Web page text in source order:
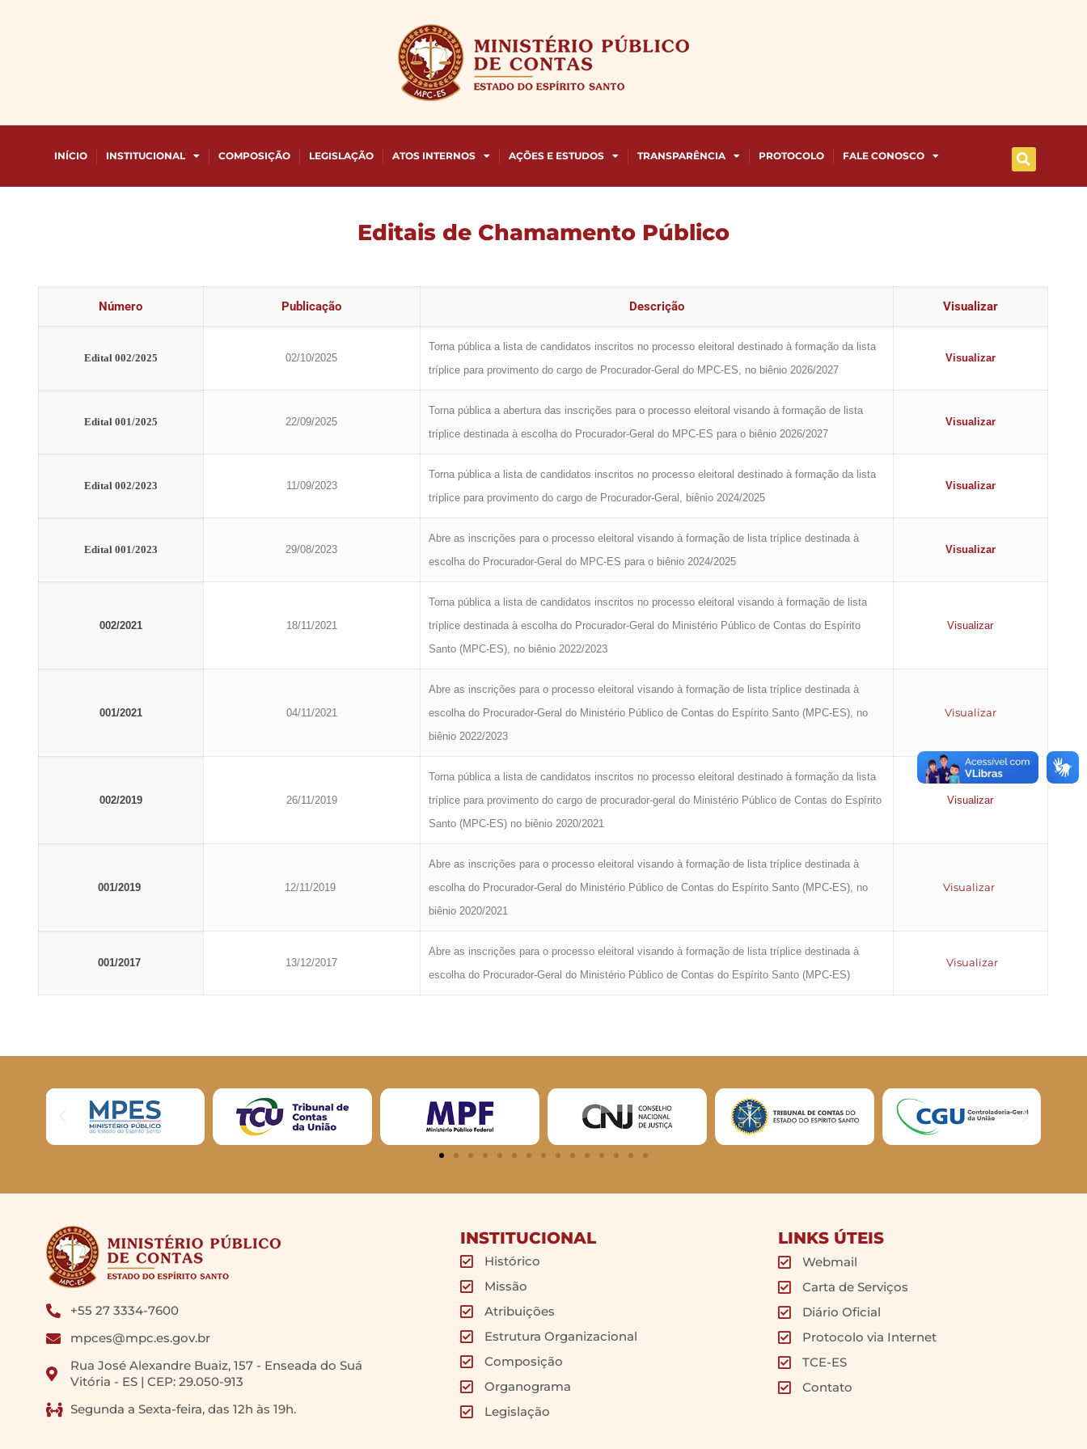
INÍCIO INSTITUCIONAL COMPOSIÇÃO LEGISLAÇÃO ATOS INTERNOS AÇÕES E ESTUDOS TRANSPARÊNCIA PROTOCOLO FALE CONOSCO
Editais de Chamamento Público
Número Publicação Descrição Visualizar
Edital 002/2025 02/10/2025
Torna pública a lista de candidatos inscritos no processo eleitoral destinado à formação da lista
tríplice para provimento do cargo de Procurador-Geral do MPC-ES, no biênio 2026/2027
Visualizar
Edital 001/2025 22/09/2025
Torna pública a abertura das inscrições para o processo eleitoral visando à formação de lista
tríplice destinada à escolha do Procurador-Geral do MPC-ES para o biênio 2026/2027
Visualizar
Edital 002/2023 11/09/2023
Torna pública a lista de candidatos inscritos no processo eleitoral destinado à formação da lista
tríplice para provimento do cargo de Procurador-Geral, biênio 2024/2025
Visualizar
Edital 001/2023 29/08/2023
Abre as inscrições para o processo eleitoral visando à formação de lista tríplice destinada à
escolha do Procurador-Geral do MPC-ES para o biênio 2024/2025
Visualizar
002/2021 18/11/2021
Torna pública a lista de candidatos inscritos no processo eleitoral visando à formação de lista
tríplice destinada à escolha do Procurador-Geral do Ministério Público de Contas do Espírito
Santo (MPC-ES), no biênio 2022/2023
Visualizar
001/2021 04/11/2021
Abre as inscrições para o processo eleitoral visando à formação de lista tríplice destinada à
escolha do Procurador-Geral do Ministério Público de Contas do Espírito Santo (MPC-ES), no
biênio 2022/2023
Visualizar
002/2019 26/11/2019
Torna pública a lista de candidatos inscritos no processo eleitoral destinado à formação da lista
tríplice para provimento do cargo de procurador-geral do Ministério Público de Contas do Espírito
Santo (MPC-ES) no biênio 2020/2021
Visualizar
001/2019 12/11/2019
Abre as inscrições para o processo eleitoral visando à formação de lista tríplice destinada à
escolha do Procurador-Geral do Ministério Público de Contas do Espírito Santo (MPC-ES), no
biênio 2020/2021
Visualizar
001/2017 13/12/2017
Abre as inscrições para o processo eleitoral visando à formação de lista tríplice destinada à
escolha do Procurador-Geral do Ministério Público de Contas do Espírito Santo (MPC-ES)
Visualizar
+55 27 3334-7600
mpces@mpc.es.gov.br
Rua José Alexandre Buaiz, 157 - Enseada do Suá
Vitória - ES | CEP: 29.050-913
Segunda a Sexta-feira, das 12h às 19h.
INSTITUCIONAL
Histórico
Missão
Atribuições
Estrutura Organizacional
Composição
Organograma
Legislação
LINKS ÚTEIS
Webmail
Carta de Serviços
Diário Oficial
Protocolo via Internet
TCE-ES
Contato